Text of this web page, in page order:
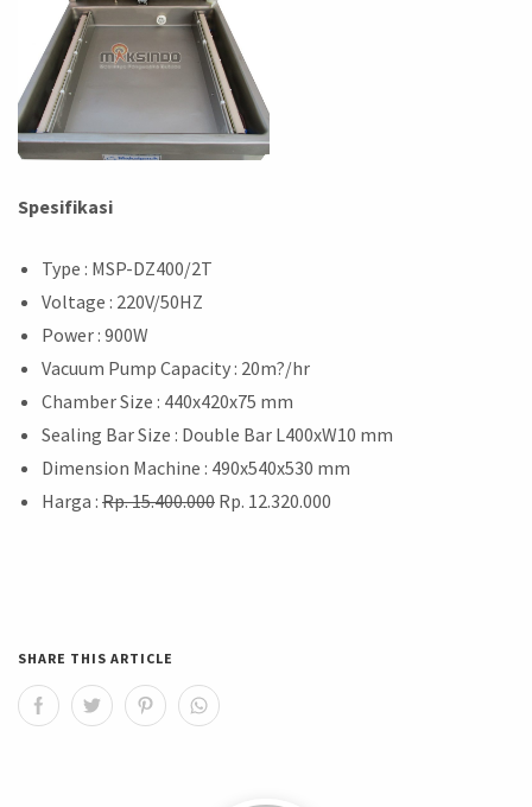
Spesifikasi
Type : MSP-DZ400/2T
Voltage : 220V/50HZ
Power : 900W
Vacuum Pump Capacity : 20m?/hr
Chamber Size : 440x420x75 mm
Sealing Bar Size : Double Bar L400xW10 mm
Dimension Machine : 490x540x530 mm
Harga : Rp. 15.400.000 Rp. 12.320.000
SHARE THIS ARTICLE